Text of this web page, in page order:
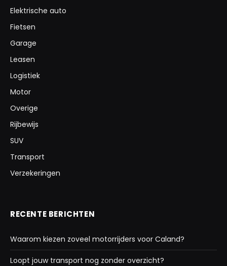
Elektrische auto
Fietsen
Garage
Leasen
Logistiek
Motor
Overige
Rijbewijs
SUV
Transport
Verzekeringen
RECENTE BERICHTEN
Waarom kiezen zoveel motorrijders voor Caland?
Loopt jouw transport nog zonder overzicht?